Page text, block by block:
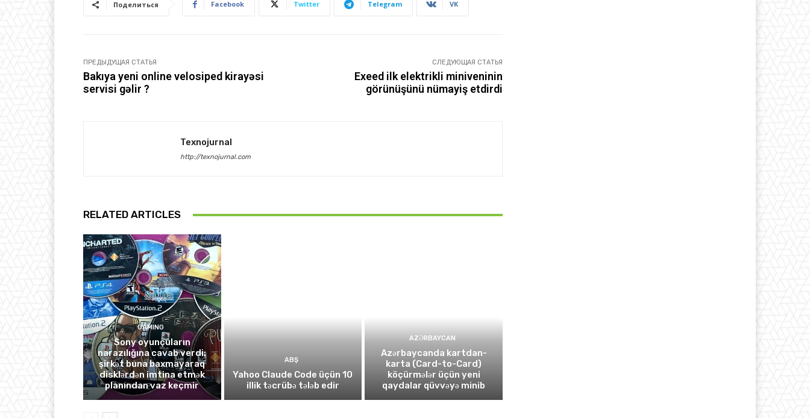
Поделиться Facebook Twitter Telegram VK
ПРЕДЫДУЩАЯ СТАТЬЯ
Bakıya yeni online velosiped kirayəsi
servisi gəlir ?
СЛЕДУЮЩАЯ СТАТЬЯ
Exeed ilk elektrikli miniveninin
görünüşünü nümayiş etdirdi
Texnojurnal
http://texnojurnal.com
RELATED ARTICLES
GAMING
Sony oyunçuların
narazılığına cavab verdi:
şirkət buna baxmayaraq
disklərdən imtina etmək
planından vaz keçmir
ABŞ
Yahoo Claude Code üçün 10
illik təcrübə tələb edir
AZƏRBAYCAN
Azərbaycanda kartdan-
karta (Card-to-Card)
köçürmələr üçün yeni
qaydalar qüvvəyə minib